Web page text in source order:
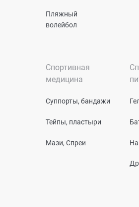
Пляжный
волейбол
Спортивная
медицина
Суппорты, бандажи
Тейпы, пластыри
Мази, Спреи